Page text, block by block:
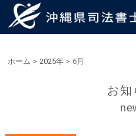
ホーム > 2025年 > 6月
お知